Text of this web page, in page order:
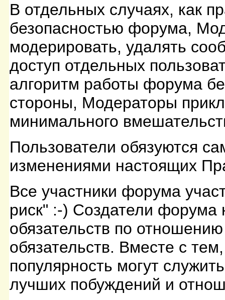
В отдельных случаях, как
безопасностью форума,
модерировать, удалять
доступ отдельных
алгоритм работы форума
стороны, Модераторы
минимального
Пользователи обязуются
изменениями настоящих
Все участники форума
риск" :-) Создатели форума
обязательств по
обязательств. Вместе с
популярность могут
лучших побуждений и